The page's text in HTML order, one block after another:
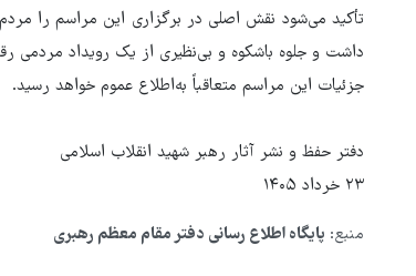
تأکید می‌شود نقش اصلی در برگزاری این مراسم را
داشت و جلوه باشکوه و بی‌نظیری از یک رویداد مردمی
جزئیات این مراسم متعاقباً به‌اطلاع عموم خواهد رسید.
دفتر حفظ و نشر آثار رهبر شهید انقلاب اسلامی
۲۳ خرداد ۱۴۰۵
منبع: پایگاه اطلاع رسانی دفتر مقام معظم رهبری